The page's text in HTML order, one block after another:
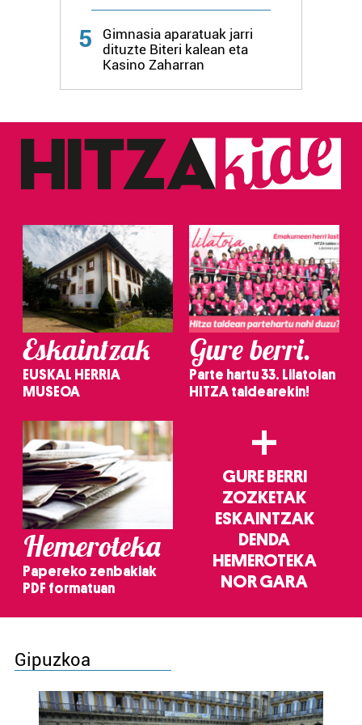
Webgune honek cookie propioak eta hirugarrenen cookie-
fitxategiak erabiltzen ditu. Zure esperientzia eta
zerbitzuak hobetzeko asmoz, cookie teknologiaz
baliatzen gara. Ohar hau onartuz gero, teknologia hori
erabiltzeko baimen esplizitua ematen diguzu.Gehiago
5
Gimnasia aparatuak jarri
dituzte Biteri kalean eta
Kasino Zaharran
Eskaintzak
EUSKAL HERRIA
MUSEOA
Gure berri.
Parte hartu 33. Lilatoian
HITZA taldearekin!
Hemeroteka
Papereko zenbakiak
PDF formatuan
+
GURE BERRI
ZOZKETAK
ESKAINTZAK
DENDA
HEMEROTEKA
NOR GARA
Gipuzkoa